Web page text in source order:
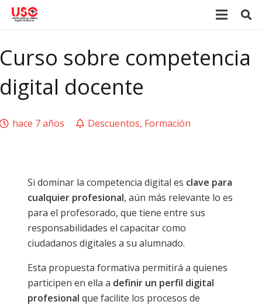
Curso sobre competencia
digital docente
hace 7 años Descuentos, Formación
Si dominar la competencia digital es clave para
cualquier profesional, aún más relevante lo es
para el profesorado, que tiene entre sus
responsabilidades el capacitar como
ciudadanos digitales a su alumnado.
Esta propuesta formativa permitirá a quienes
participen en ella a definir un perfil digital
profesional que facilite los procesos de